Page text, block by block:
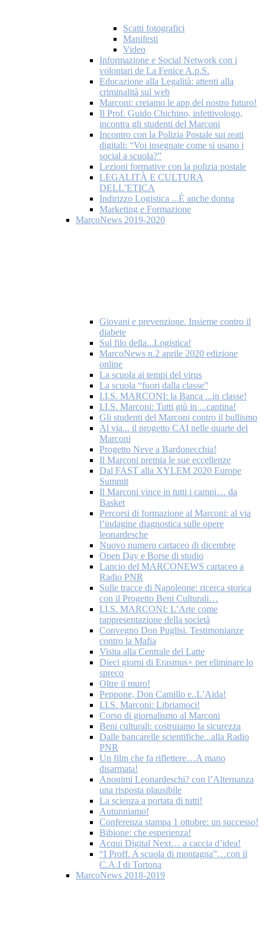
Scatti fotografici
Manifesti
Video
Informazione e Social Network con i
volontari de La Fenice A.p.S.
Educazione alla Legalità: attenti alla
criminalità sul web
Marconi: creiamo le app del nostro futuro!
Il Prof. Guido Chichino, infettivologo,
incontra gli studenti del Marconi
Incontro con la Polizia Postale sui reati
digitali: “Voi insegnate come si usano i
social a scuola?”
Lezioni formative con la polizia postale
LEGALITÀ E CULTURA
DELL’ETICA
Indirizzo Logistica ...È anche donna
Marketing e Formazione
MarcoNews 2019-2020
Giovani e prevenzione. Insieme contro il
diabete
Sul filo della...Logistica!
MarcoNews n.2 aprile 2020 edizione
online
La scuola ai tempi del virus
La scuola “fuori dalla classe”
I.I.S. MARCONI: la Banca ...in classe!
I.I.S. Marconi: Tutti giù in ...cantina!
Gli studenti del Marconi contro il bullismo
Al via... il progetto CAI nelle quarte del
Marconi
Progetto Neve a Bardonecchia!
Il Marconi premia le sue eccellenze
Dal FAST alla XYLEM 2020 Europe
Summit
Il Marconi vince in tutti i campi… da
Basket
Percorsi di formazione al Marconi: al via
l’indagine diagnostica sulle opere
leonardesche
Nuovo numero cartaceo di dicembre
Open Day e Borse di studio
Lancio del MARCONEWS cartaceo a
Radio PNR
Sulle tracce di Napoleone: ricerca storica
con il Progetto Beni Culturali…
I.I.S. MARCONI: L’Arte come
rappresentazione della società
Convegno Don Puglisi. Testimonianze
contro la Mafia
Visita alla Centrale del Latte
Dieci giorni di Erasmus+ per eliminare lo
spreco
Oltre il muro!
Peppone, Don Camillo e..L’Aida!
I.I.S. Marconi: Libriamoci!
Corso di giornalismo al Marconi
Beni culturali: costruiamo la sicurezza
Dalle bancarelle scientifiche...alla Radio
PNR
Un film che fa riflettere…A mano
disarmata!
Anonimi Leonardeschi? con l’Alternanza
una risposta plausibile
La scienza a portata di tutti!
Autunniamo!
Conferenza stampa 1 ottobre: un successo!
Bibione: che esperienza!
Acqui Digital Next… a caccia d’idea!
“I Proff. A scuola di montagna”…con il
C.A.I di Tortona
MarcoNews 2018-2019